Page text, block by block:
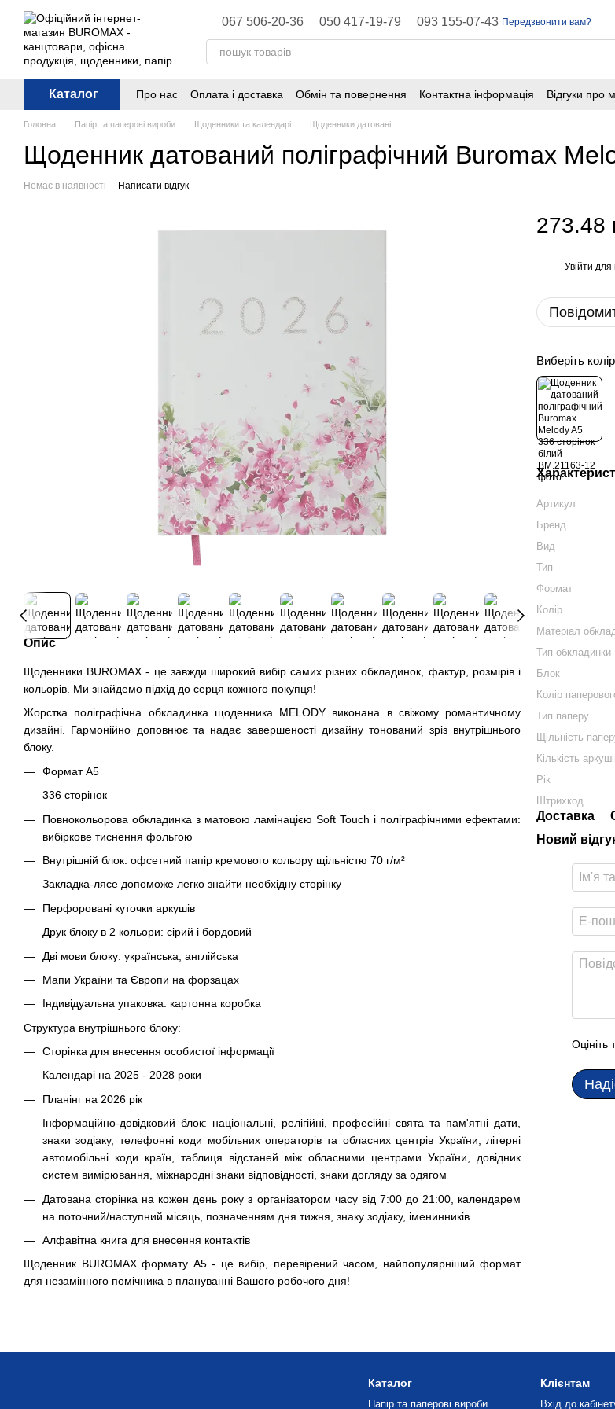
Перейти до основного контенту
067 506-20-36 050 417-19-79 093 155-07-43 Передзвонити вам?
Каталог Про нас Оплата і доставка Обмін та повернення Контактна інформація Відгуки про
Головна Папір та паперові вироби Щоденники та календарі Щоденники датовані
Щоденник датований поліграфічний Buromax
Немає в наявності Написати відгук
Опис
Щоденники BUROMAX - це завжди широкий вибір самих різних обкладинок, фактур, розмірів і
кольорів. Ми знайдемо підхід до серця кожного покупця!
Жорстка поліграфічна обкладинка щоденника MELODY виконана в свіжому романтичному
дизайні. Гармонійно доповнює та надає завершеності дизайну тонований зріз внутрішнього
блоку.
Формат А5
336 сторінок
Повнокольорова обкладинка з матовою ламінацією Soft Touch і поліграфічними ефектами:
вибіркове тиснення фольгою
Внутрішній блок: офсетний папір кремового кольору щільністю 70 г/м²
Закладка-лясе допоможе легко знайти необхідну сторінку
Перфоровані куточки аркушів
Друк блоку в 2 кольори: сірий і бордовий
Дві мови блоку: українська, англійська
Мапи України та Європи на форзацах
Індивідуальна упаковка: картонна коробка
Структура внутрішнього блоку:
Сторінка для внесення особистої інформації
Календарі на 2025 - 2028 роки
Планінг на 2026 рік
Інформаційно-довідковий блок: національні, релігійні, професійні свята та пам'ятні дати,
знаки зодіаку, телефонні коди мобільних операторів та обласних центрів України, літерні
автомобільні коди країн, таблиця відстаней між обласними центрами України, довідник
систем вимірювання, міжнародні знаки відповідності, знаки догляду за одягом
Датована сторінка на кожен день року з організатором часу від 7:00 до 21:00, календарем
на поточний/наступний місяць, позначенням дня тижня, знаку зодіаку, іменинників
Алфавітна книга для внесення контактів
Щоденник BUROMAX формату А5 - це вибір, перевірений часом, найпопулярніший формат
для незамінного помічника в плануванні Вашого робочого дня!
273.48
Увійти для
Виберіть колір
Артикул
Бренд
Вид
Тип
Формат
Колір
Матеріал
Тип обкладинки
Блок
Колір
Тип паперу
Щільність
Кількість
Рік
Штрихкод
Доставка
Новий
Оцініть
Каталог
Папір та паперові вироби
Клієнтам
Вхід до